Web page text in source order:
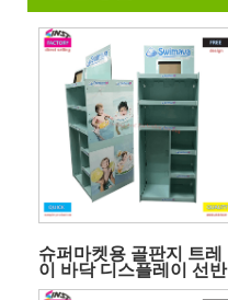
슈퍼마켓용 골판지 트레
이 바닥 디스플레이 선반